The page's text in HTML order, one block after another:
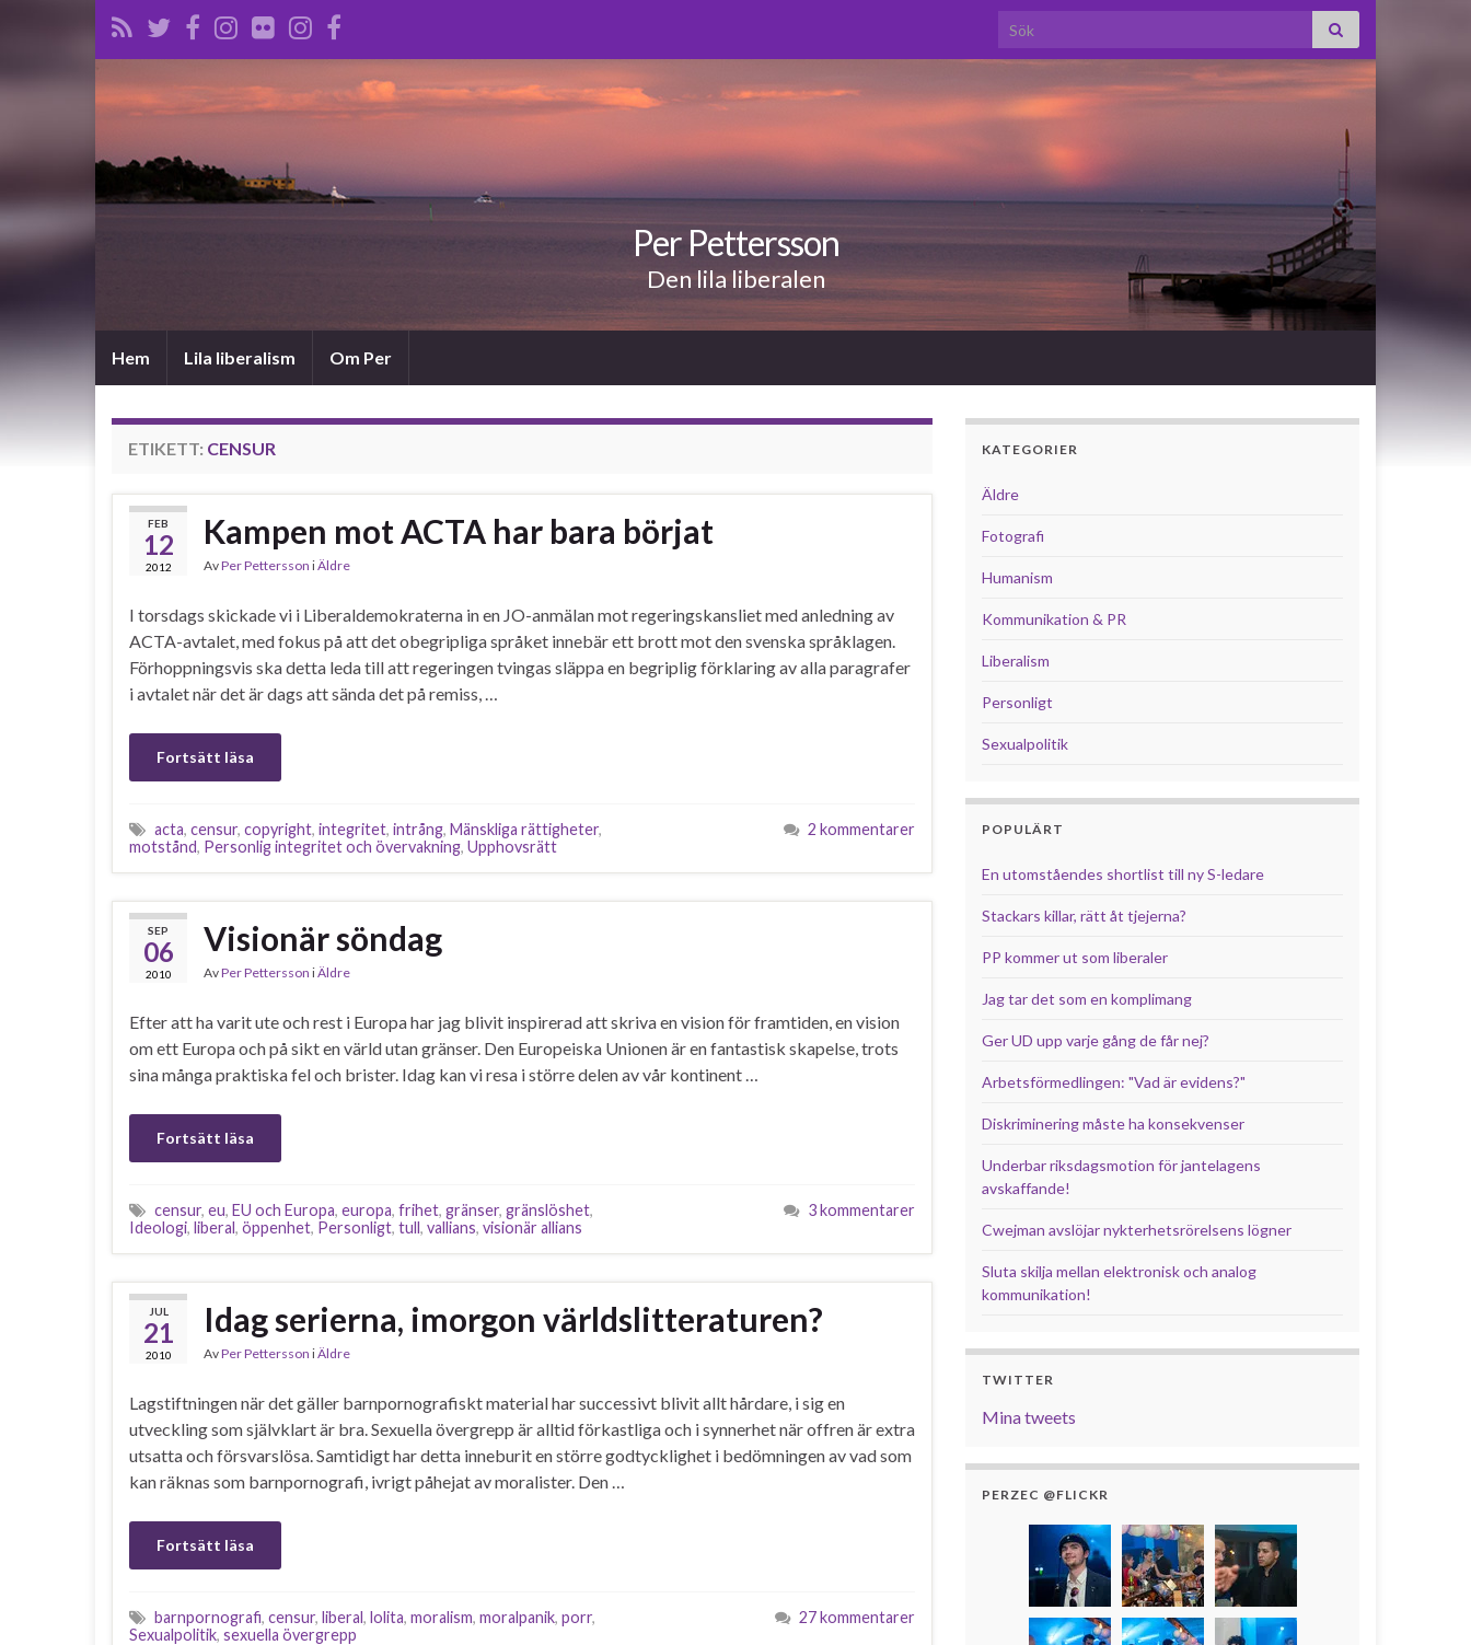
Search for:
Per Pettersson
Den lila liberalen
Hem Lila liberalism Om Per
ETIKETT: CENSUR
FEB
12
2012
Kampen mot ACTA har bara börjat
AvPer Pettersson iÄldre
I torsdags skickade vi i Liberaldemokraterna in en JO-anmälan mot regeringskansliet med anledning av
ACTA-avtalet, med fokus på att det obegripliga språket innebär ett brott mot den svenska språklagen.
Förhoppningsvis ska detta leda till att regeringen tvingas släppa en begriplig förklaring av alla paragrafer
i avtalet när det är dags att sända det på remiss, …
Fortsätt läsa
acta, censur, copyright, integritet, intrång, Mänskliga rättigheter,
motstånd, Personlig integritet och övervakning, Upphovsrätt
2 kommentarer
SEP
06
2010
Visionär söndag
AvPer Pettersson iÄldre
Efter att ha varit ute och rest i Europa har jag blivit inspirerad att skriva en vision för framtiden, en vision
om ett Europa och på sikt en värld utan gränser. Den Europeiska Unionen är en fantastisk skapelse, trots
sina många praktiska fel och brister. Idag kan vi resa i större delen av vår kontinent …
Fortsätt läsa
censur, eu, EU och Europa, europa, frihet, gränser, gränslöshet,
Ideologi, liberal, öppenhet, Personligt, tull, vallians, visionär allians
3 kommentarer
JUL
21
2010
Idag serierna, imorgon världslitteraturen?
AvPer Pettersson iÄldre
Lagstiftningen när det gäller barnpornografiskt material har successivt blivit allt hårdare, i sig en
utveckling som självklart är bra. Sexuella övergrepp är alltid förkastliga och i synnerhet när offren är extra
utsatta och försvarslösa. Samtidigt har detta inneburit en större godtycklighet i bedömningen av vad som
kan räknas som barnpornografi, ivrigt påhejat av moralister. Den …
Fortsätt läsa
barnpornografi, censur, liberal, lolita, moralism, moralpanik, porr,
Sexualpolitik, sexuella övergrepp
27 kommentarer
KATEGORIER
Äldre
Fotografi
Humanism
Kommunikation & PR
Liberalism
Personligt
Sexualpolitik
POPULÄRT
En utomståendes shortlist till ny S-ledare
Stackars killar, rätt åt tjejerna?
PP kommer ut som liberaler
Jag tar det som en komplimang
Ger UD upp varje gång de får nej?
Arbetsförmedlingen: "Vad är evidens?"
Diskriminering måste ha konsekvenser
Underbar riksdagsmotion för jantelagens
avskaffande!
Cwejman avslöjar nykterhetsrörelsens lögner
Sluta skilja mellan elektronisk och analog
kommunikation!
TWITTER
Mina tweets
PERZEC @FLICKR